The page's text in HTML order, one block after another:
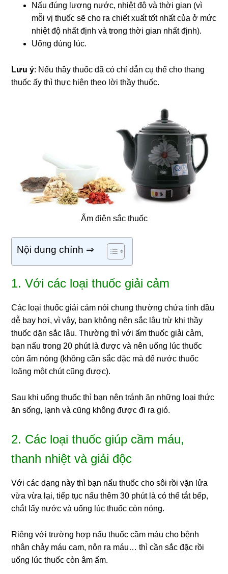
Nấu đúng lượng nước, nhiệt độ và thời gian (vì
mỗi vị thuốc sẽ cho ra chiết xuất tốt nhất của ở mức
nhiệt độ nhất định và trong thời gian nhất định).
Uống đúng lúc.
Lưu ý: Nếu thầy thuốc đã có chỉ dẫn cụ thể cho thang
thuốc ấy thì thực hiện theo lời thầy thuốc.
Ấm điện sắc thuốc
Nội dung chính ⇒
1. Với các loại thuốc giải cảm
Các loại thuốc giải cảm nói chung thường chứa tinh dầu
dễ bay hơi, vì vậy, bạn không nên sắc lâu trừ khi thầy
thuốc dặn sắc lâu. Thường thì với ấm thuốc giải cảm,
bạn nấu trong 20 phút là được và nên uống lúc thuốc
còn ấm nóng (không cần sắc đặc mà để nước thuốc
loãng một chút cũng được).
Sau khi uống thuốc thì bạn nên tránh ăn những loại thức
ăn sống, lạnh và cũng không được đi ra gió.
2. Các loại thuốc giúp cầm máu,
thanh nhiệt và giải độc
Với các dạng này thì bạn nấu thuốc cho sôi rồi vặn lửa
vừa vừa lại, tiếp tục nấu thêm 30 phút là có thể tắt bếp,
chắt lấy nước và uống lúc thuốc còn nóng.
Riêng với trường hợp nấu thuốc cầm máu cho bệnh
nhân chảy máu cam, nôn ra máu… thì cần sắc đặc rồi
uống lúc thuốc còn âm ấm.